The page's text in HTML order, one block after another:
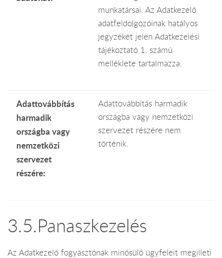
munkatársai. Az Adatkezelő
adatfeldolgozóinak hatályos
jegyzékét jelen Adatkezelési
tájékoztató 1. számú
melléklete tartalmazza.
Adattovábbítás
harmadik
országba vagy
nemzetközi
szervezet
részére:
Adattovábbítás harmadik
országba vagy nemzetközi
szervezet részére nem
történik.
3.5.Panaszkezelés
Az Adatkezelő fogyasztónak minősülő ügyfeleit megilleti